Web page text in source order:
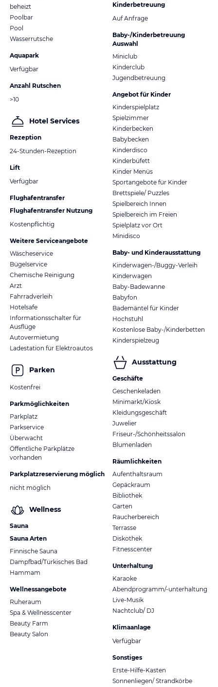
beheizt
Poolbar
Pool
Wasserrutsche
Aquapark
Verfügbar
Anzahl Rutschen
>10
Hotel Services
Rezeption
24-Stunden-Rezeption
Lift
Verfügbar
Flughafentransfer
Flughafentransfer Nutzung
Kostenpflichtig
Weitere Serviceangebote
Wäscheservice
Bügelservice
Chemische Reinigung
Arzt
Fahrradverleih
Hotelsafe
Informationsschalter für
Ausflüge
Autovermietung
Ladestation für Elektroautos
Parken
Kostenfrei
Parkmöglichkeiten
Parkplatz
Parkservice
Überwacht
Öffentliche Parkplätze
vorhanden
Parkplatzreservierung möglich
nicht möglich
Wellness
Sauna
Sauna Arten
Finnische Sauna
Dampfbad/Türkisches Bad
Hammam
Wellnessangebote
Ruheraum
Spa & Wellnesscenter
Beauty Farm
Beauty Salon
Kinderbetreuung
Auf Anfrage
Baby-/Kinderbetreuung
Auswahl
Miniclub
Kinderclub
Jugendbetreuung
Angebot für Kinder
Kinderspielplatz
Spielzimmer
Kinderbecken
Babybecken
Kinderdisco
Kinderbüfett
Kinder Menüs
Sportangebote für Kinder
Brettspiele/ Puzzles
Spielbereich Innen
Spielbereich im Freien
Spielplatz vor Ort
Minidisco
Baby- und Kinderausstattung
Kinderwagen-/Buggy-Verleih
Kinderwagen
Baby-Badewanne
Babyfon
Bademäntel für Kinder
Hochstuhl
Kostenlose Baby-/Kinderbetten
Kinderspielzeug
Ausstattung
Geschäfte
Geschenkeladen
Minimarkt/Kiosk
Kleidungsgeschäft
Juwelier
Friseur-/Schönheitssalon
Blumenladen
Räumlichkeiten
Aufenthaltsraum
Gepäckraum
Bibliothek
Garten
Raucherbereich
Terrasse
Diskothek
Fitnesscenter
Unterhaltung
Karaoke
Abendprogramm/-unterhaltung
Live-Musik
Nachtclub/ DJ
Klimaanlage
Verfügbar
Sonstiges
Erste-Hilfe-Kasten
Sonnenliegen/ Strandkörbe